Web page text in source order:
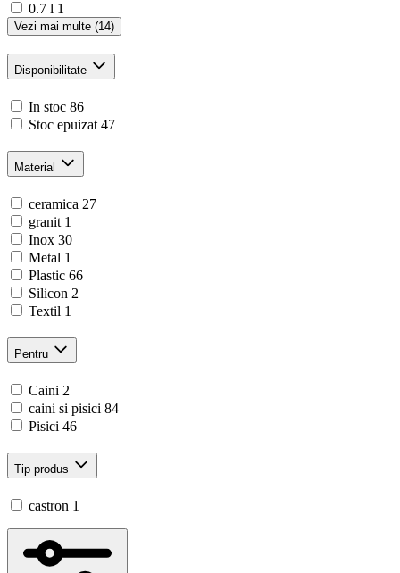
0.7 l 1
Vezi mai multe (14)
Disponibilitate
In stoc 86
Stoc epuizat 47
Material
ceramica 27
granit 1
Inox 30
Metal 1
Plastic 66
Silicon 2
Textil 1
Pentru
Caini 2
caini si pisici 84
Pisici 46
Tip produs
castron 1